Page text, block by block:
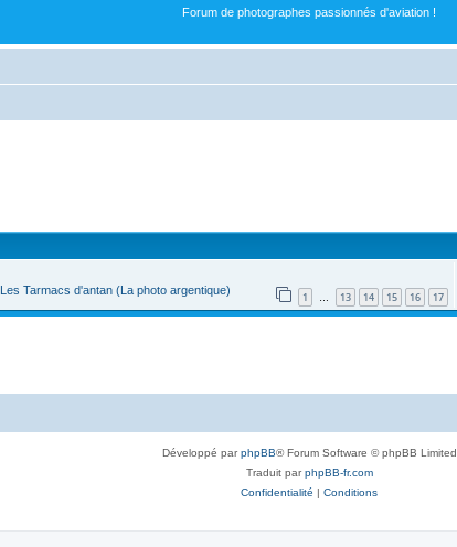
Forum de photographes passionnés d'aviation !
Les Tarmacs d'antan (La photo argentique) 1 … 13 14 15 16 17
Développé parphpBB® Forum Software © phpBB Limited
Traduit parphpBB-fr.com
Confidentialité | Conditions